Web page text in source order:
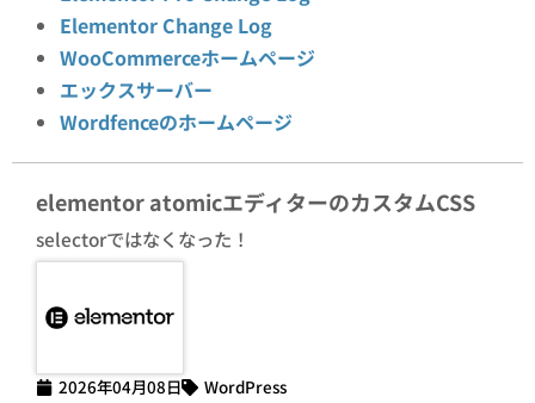
Elementor Change Log
WooCommerceホームページ
エックスサーバー
Wordfenceのホームページ
elementor atomicエディターのカスタムCSS
selectorではなくなった！
2026年04月08日
WordPress